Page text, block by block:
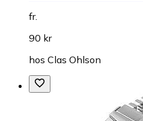
fr.
90 kr
hos Clas Ohlson